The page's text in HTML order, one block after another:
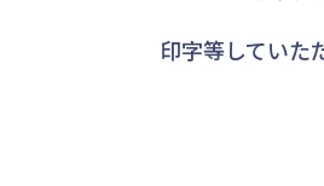
印字等していた